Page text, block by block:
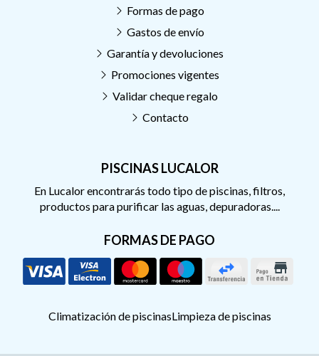
PISCINAS LUCALOR
En Lucalor encontrarás todo tipo de piscinas, filtros,
productos para purificar las aguas, depuradoras....
FORMAS DE PAGO
Formas de pago
Gastos de envío
Garantía y devoluciones
Promociones vigentes
Validar cheque regalo
Contacto
Climatización de piscinasLimpieza de piscinas